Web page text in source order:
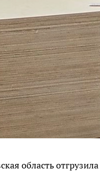
область